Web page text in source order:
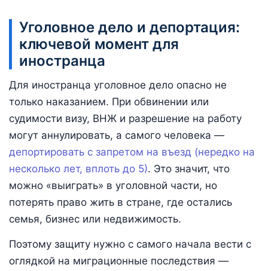
Уголовное дело и депортация:
ключевой момент для
иностранца
Для иностранца уголовное дело опасно не
только наказанием. При обвинении или
судимости визу, ВНЖ и разрешение на работу
могут аннулировать, а самого человека —
депортировать с запретом на въезд (нередко на
несколько лет, вплоть до 5). Это значит, что
можно «выиграть» в уголовной части, но
потерять право жить в стране, где остались
семья, бизнес или недвижимость.
Поэтому защиту нужно с самого начала вести с
оглядкой на миграционные последствия —